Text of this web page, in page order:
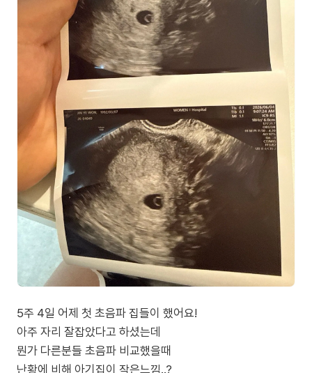
5주 4일 어제 첫 초음파 집들이 했어요!
아주 자리 잘잡았다고 하셨는데
뭔가 다른분들 초음파 비교했을때
난황에 비해 아기집이 작은느낌..?